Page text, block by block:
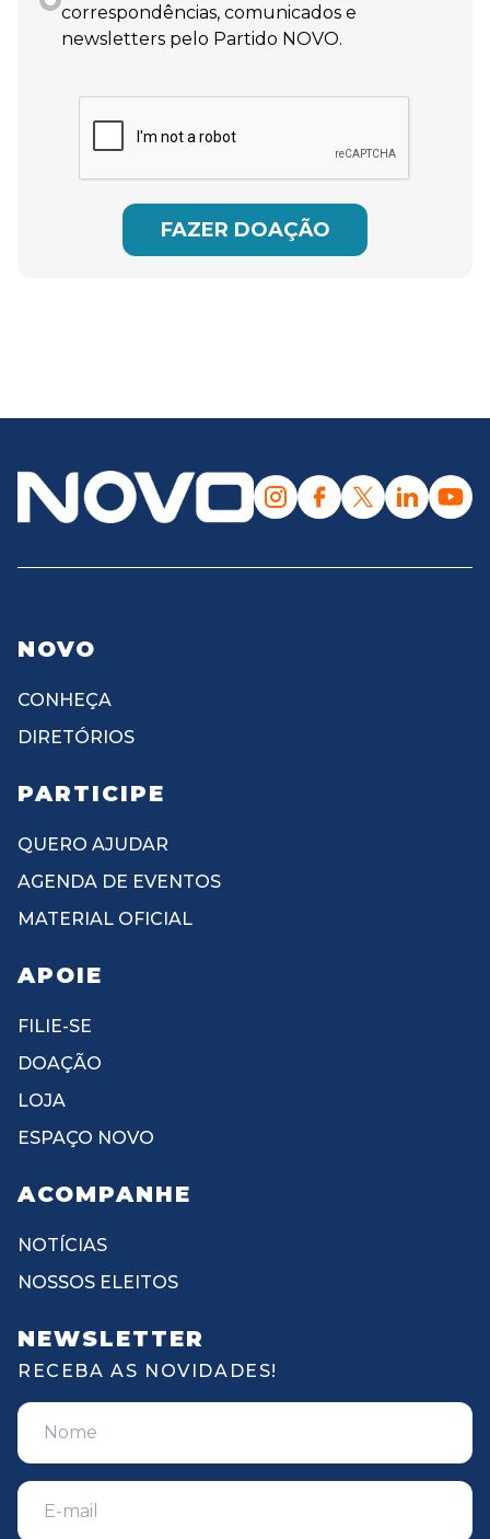
correspondências, comunicados e
newsletters pelo Partido NOVO.
FAZER DOAÇÃO
NOVO
CONHEÇA
DIRETÓRIOS
PARTICIPE
QUERO AJUDAR
AGENDA DE EVENTOS
MATERIAL OFICIAL
APOIE
FILIE-SE
DOAÇÃO
LOJA
ESPAÇO NOVO
ACOMPANHE
NOTÍCIAS
NOSSOS ELEITOS
NEWSLETTER
RECEBA AS NOVIDADES!